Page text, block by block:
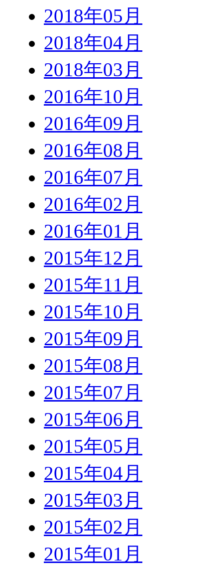
2018年05月
2018年04月
2018年03月
2016年10月
2016年09月
2016年08月
2016年07月
2016年02月
2016年01月
2015年12月
2015年11月
2015年10月
2015年09月
2015年08月
2015年07月
2015年06月
2015年05月
2015年04月
2015年03月
2015年02月
2015年01月